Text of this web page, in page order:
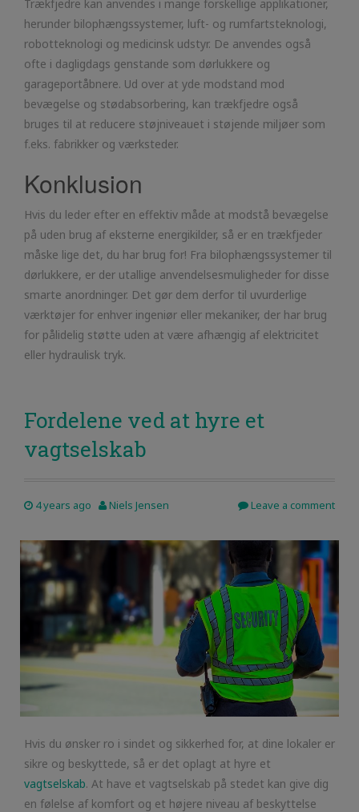
Trækfjedre kan anvendes i mange forskellige applikationer,
herunder bilophængssystemer, luft- og rumfartsteknologi,
robotteknologi og medicinsk udstyr. De anvendes også
ofte i dagligdags genstande som dørlukkere og
garageportåbnere. Ud over at yde modstand mod
bevægelse og stødabsorbering, kan trækfjedre også
bruges til at reducere støjniveauet i støjende miljøer som
f.eks. fabrikker og værksteder.
Konklusion
Hvis du leder efter en effektiv måde at modstå bevægelse
på uden brug af eksterne energikilder, så er en trækfjeder
måske lige det, du har brug for! Fra bilophængssystemer til
dørlukkere, er der utallige anvendelsesmuligheder for disse
smarte anordninger. Det gør dem derfor til uvurderlige
værktøjer for enhver ingeniør eller mekaniker, der har brug
for pålidelig støtte uden at være afhængig af elektricitet
eller hydraulisk tryk.
Fordelene ved at hyre et
vagtselskab
4 years ago Niels Jensen Leave a comment
Hvis du ønsker ro i sindet og sikkerhed for, at dine lokaler er
sikre og beskyttede, så er det oplagt at hyre et
vagtselskab. At have et vagtselskab på stedet kan give dig
en følelse af komfort og et højere niveau af beskyttelse